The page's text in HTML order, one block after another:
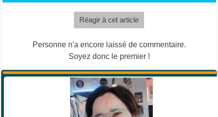
Réagir à cet article
Personne n'a encore laissé de commentaire.
Soyez donc le premier !